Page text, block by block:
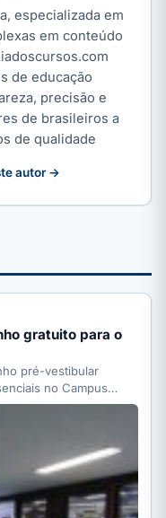
especializada em
em conteúdo
de educação
precisão e
de brasileiros a
de qualidade
autor →
gratuito para o
pré-vestibular
no Campus…